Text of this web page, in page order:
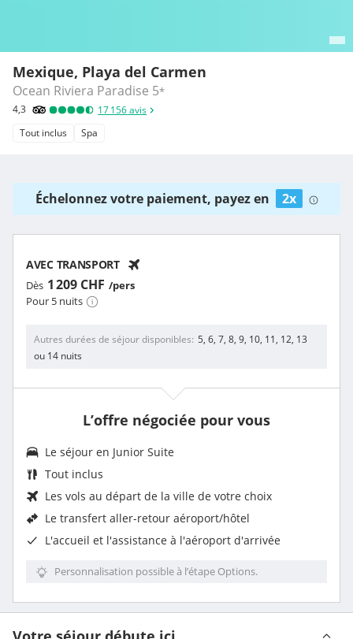
Mexique, Playa del Carmen
Ocean Riviera Paradise 5*
4,3 17 156avis
Tout inclus
Spa
Échelonnez votre paiement, payez en 2x
AVEC TRANSPORT
Dès 1 209 CHF /pers
Pour 5 nuits
Autres durées de séjour disponibles 5, 6, 7, 8, 9, 10, 11, 12, 13
ou 14 nuits
L’offre négociée pour vous
Le séjour en Junior Suite
Tout inclus
Les vols au départ de la ville de votre choix
Le transfert aller-retour aéroport/hôtel
L'accueil et l'assistance à l'aéroport d'arrivée
Personnalisation possible à l’étape Options.